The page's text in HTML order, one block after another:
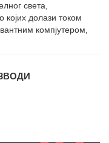
света,
долази током
компјутером,